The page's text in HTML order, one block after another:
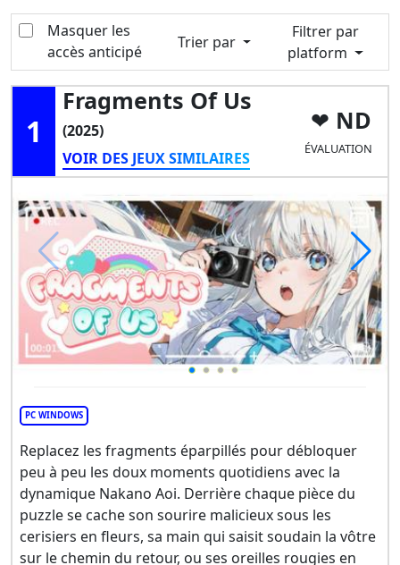
Masquer les
accès anticipé
Trier par
Filtrer par
platform
1
Fragments Of Us
(2025)
VOIR DES JEUX SIMILAIRES
ND
ÉVALUATION
PC WINDOWS
Replacez les fragments éparpillés pour débloquer
peu à peu les doux moments quotidiens avec la
dynamique Nakano Aoi. Derrière chaque pièce du
puzzle se cache son sourire malicieux sous les
cerisiers en fleurs, sa main qui saisit soudain la vôtre
sur le chemin du retour, ou ses oreilles rougies en